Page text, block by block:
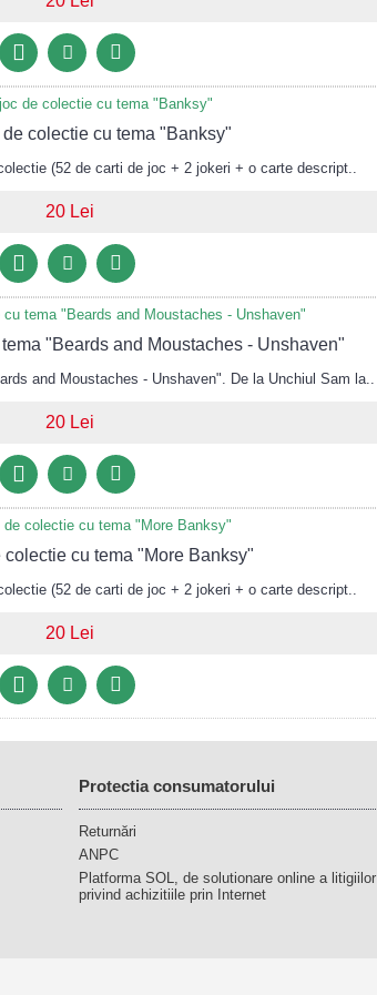
colectie cu tema "Banksy"
(52 de carti de joc + 2 jokeri + o carte descript..
20 Lei
"Beards and Moustaches - Unshaven"
and Moustaches - Unshaven". De la Unchiul Sam la..
20 Lei
cu tema "More Banksy"
(52 de carti de joc + 2 jokeri + o carte descript..
20 Lei
Protectia consumatorului
Returnări
ANPC
Platforma SOL, de solutionare online a litigiilor
privind achizitiile prin Internet